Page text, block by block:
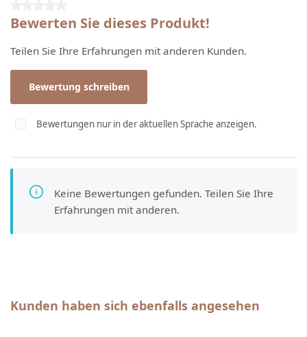
Bewerten Sie dieses Produkt!
Teilen Sie Ihre Erfahrungen mit anderen Kunden.
Bewertung schreiben
Bewertungen nur in der aktuellen Sprache anzeigen.
Keine Bewertungen gefunden. Teilen Sie Ihre
Erfahrungen mit anderen.
Produktgalerie überspringen
Kunden haben sich ebenfalls angesehen